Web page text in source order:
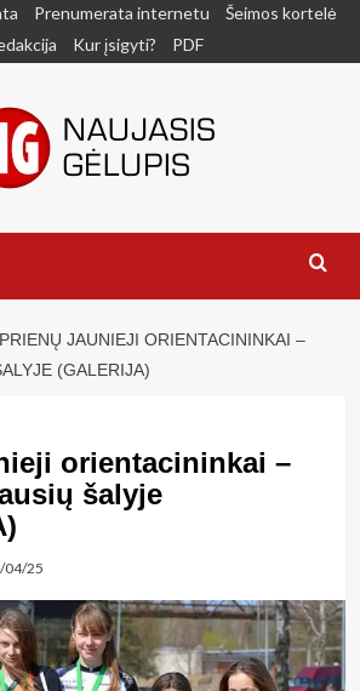
Prenumerata internetu
Šeimos kortelė
Kur įsigyti? PDF
PRIENŲ JAUNIEJI ORIENTACININKAI –
(GALERIJA)
orientacininkai –
šalyje
04/25